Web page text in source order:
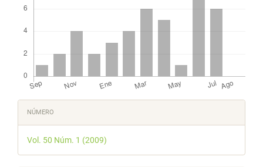
Detalles
del
artículo
NÚMERO
Vol. 50 Núm. 1 (2009)